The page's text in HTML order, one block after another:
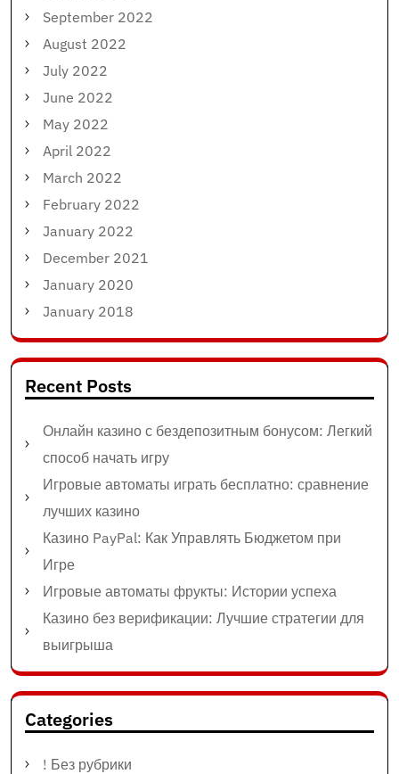
September 2022
August 2022
July 2022
June 2022
May 2022
April 2022
March 2022
February 2022
January 2022
December 2021
January 2020
January 2018
Recent Posts
Онлайн казино с бездепозитным бонусом: Легкий
способ начать игру
Игровые автоматы играть бесплатно: сравнение
лучших казино
Казино PayPal: Как Управлять Бюджетом при
Игре
Игровые автоматы фрукты: Истории успеха
Казино без верификации: Лучшие стратегии для
выигрыша
Categories
! Без рубрики